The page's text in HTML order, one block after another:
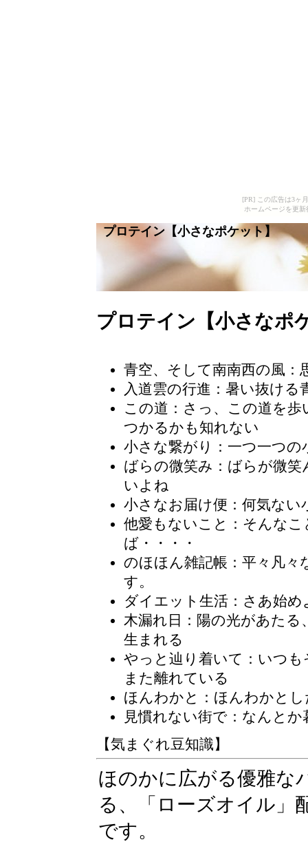
[PR] この広告は3ヶ
ホームページを更
プロテイン【小さなポケット】
プロテイン【小さなポ
青空、そして南南西の風
入道雲の行進：暑い抜け
この道 ：さっ、この道を
つかるかも知れない
小さな繋がり：一つ一つ
ばらの微笑み ：ばらが微
いよね
小さなお届け便 ：何気な
他愛もないこと：そんな
ば・・・・
のほほん雑記帳 ：平々凡
す。
ダイエット生活：さあ始
木漏れ日 ：陽の光があた
生まれる
やっと辿り着いて：いつ
また離れている
ほんわかと：ほんわかと
見慣れない街で：なんと
【気まぐれ豆知識】
ほのかに広がる優雅な
る、「ローズオイル」
です。